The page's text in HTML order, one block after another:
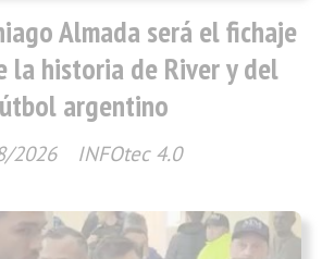
Almada será el fichaje
la historia de River y del
argentino
INFOtec 4.0
2026